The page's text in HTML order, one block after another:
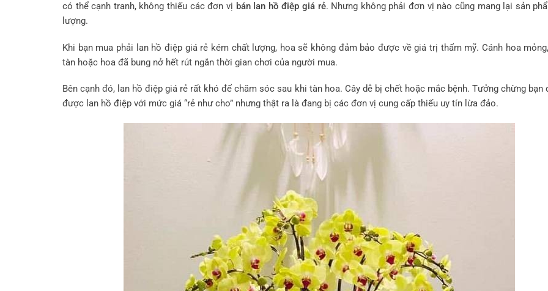
có thể cạnh tranh, không thiếu các đơn vị bán lan hồ điệp giá rẻ. Nhưng không phải đơn vị nào cũng mang lại sản
lượng.
Khi bạn mua phải lan hồ điệp giá rẻ kém chất lượng, hoa sẽ không đảm bảo được về giá trị thẩm mỹ. Cánh hoa
tàn hoặc hoa đã bung nở hết rút ngắn thời gian chơi của người mua.
Bên cạnh đó, lan hồ điệp giá rẻ rất khó để chăm sóc sau khi tàn hoa. Cây dễ bị chết hoặc mắc bệnh. Tưởng chừng bạn
được lan hồ điệp với mức giá “rẻ như cho” nhưng thật ra là đang bị các đơn vị cung cấp thiếu uy tín lừa đảo.